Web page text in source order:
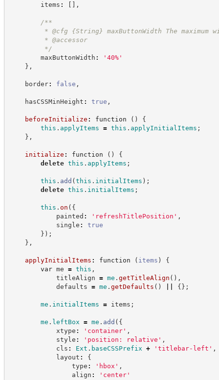
items : [ ] ,
/**
* @cfg {String}
maxButtonWidth The
* @accessor
*/
maxButtonWidth : ' 40%'
} ,
border: false ,
hasCSSMinHeight : true ,
beforeInitialize : function ( )
{
this . applyItems = this . applyInitialItems ;
} ,
initialize : function ( )
{
delete this . applyItems ;
this . add (this . initialItems ) ;
delete this . initialItems ;
this . on ( {
painted : ' refreshTitlePosition ' ,
single :
true
} ) ;
} ,
applyInitialItems : function ( items )
{
var me = this ,
titleAlign = me . getTitleAlign ( ) ,
defaults = me . getDefaults ( ) {} ;
me . initialItems = items ;
me . leftBox = me . add ( {
xtype : ' container' ,
style : ' position: relative ' ,
cls : Ext . baseCSSPrefix + ' titlebar-left ' ,
layout :
{
type : ' hbox ' ,
align : ' center'